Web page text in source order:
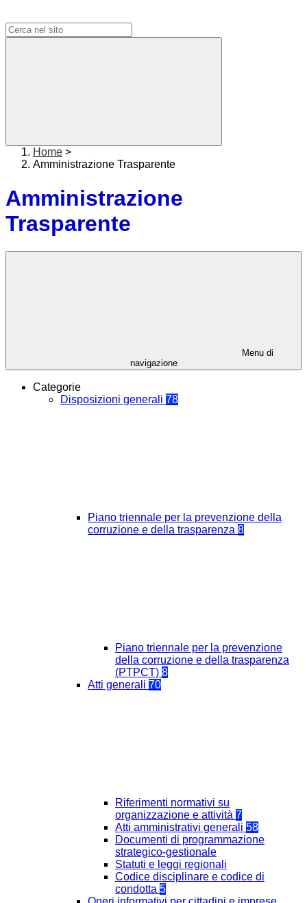
Home >
Amministrazione Trasparente
Amministrazione
Trasparente
Menu di
navigazione
Categorie
Disposizioni generali 78
Piano triennale per la prevenzione della
corruzione e della trasparenza 8
Piano triennale per la prevenzione
della corruzione e della trasparenza
(PTPCT) 8
Atti generali 70
Riferimenti normativi su
organizzazione e attività 7
Atti amministrativi generali 58
Documenti di programmazione
strategico-gestionale
Statuti e leggi regionali
Codice disciplinare e codice di
condotta 5